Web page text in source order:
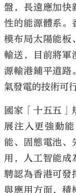
盤，長遠應加快
性的能源體系。
模布局太陽能板
輸送，目前將軍
源輸港鋪平道路
氣發電的技術可
國家「十五五」
展注入更強動
能、固態電池、
用，人工智能成
騁認為香港可發
與應用方面，積